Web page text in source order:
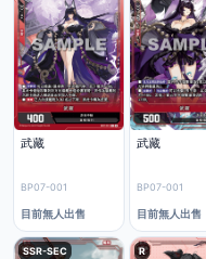
武藏
BP07-001
目前無人出售
武藏
BP07-001
目前無人出售
SSR-SEC R